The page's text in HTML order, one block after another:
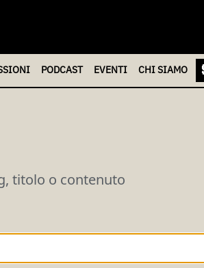
PODCAST EVENTI CHISIAMO
titolo o contenuto